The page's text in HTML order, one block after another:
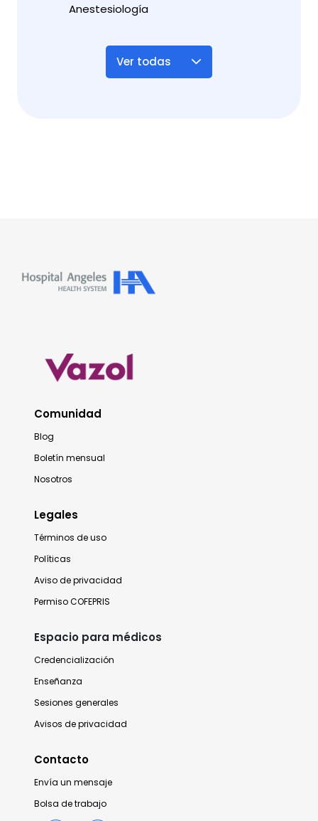
Anestesiología
Ver todas
Comunidad
Blog
Boletín mensual
Nosotros
Legales
Términos de uso
Políticas
Aviso de privacidad
Permiso COFEPRIS
Espacio para médicos
Credencialización
Enseñanza
Sesiones generales
Avisos de privacidad
Contacto
Envía un mensaje
Bolsa de trabajo